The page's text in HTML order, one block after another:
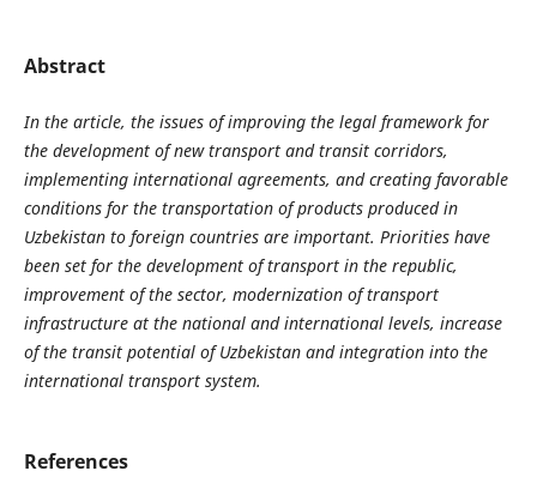
Abstract
In the article, the issues of improving the legal framework for
the development of new transport and transit corridors,
implementing international agreements, and creating favorable
conditions for the transportation of products produced in
Uzbekistan to foreign countries are important. Priorities have
been set for the development of transport in the republic,
improvement of the sector, modernization of transport
infrastructure at the national and international levels, increase
of the transit potential of Uzbekistan and integration into the
international transport system.
References